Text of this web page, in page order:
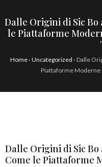
Dalle Origini di Sic Bo
le Piattaforme
Home› Uncategorized › Dalle
Piattaforme Moderne
Dalle Origini di Sic
Come le Piattaforme